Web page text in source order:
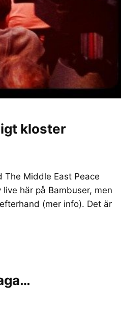
kloster
Middle East Peace
här på Bambuser, men
(mer info). Det är